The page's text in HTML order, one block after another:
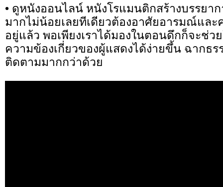
• ดูหนังออนไลน์ หนังโรแมนติกสร้างบรรยา
มากไม่น้อยเลยทีเดียวต้องอาศัยอารมณ์และ
อยู่แล้ว พอเพียงเราได้มองในตอนดึกก็จะช่ว
ความข้องเกี่ยวของผู้แสดงได้ง่ายขึ้น ฉากธ
ติดตามมากกว่าด้วย